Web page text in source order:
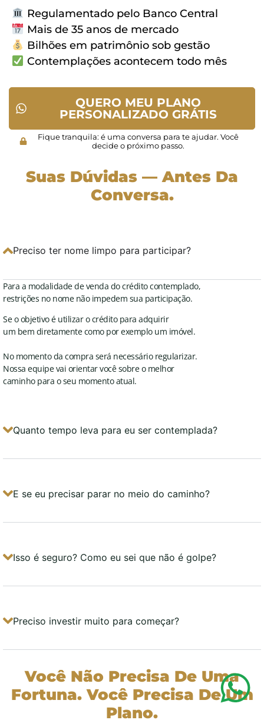
Regulamentado pelo Banco Central
Mais de 35 anos de mercado
Bilhões em patrimônio sob gestão
Contemplações acontecem todo mês
QUERO MEU PLANO
PERSONALIZADO GRÁTIS
Fique tranquila: é uma conversa para te ajudar. Você
decide o próximo passo.
Suas Dúvidas — Antes Da
Conversa.
Preciso ter nome limpo para participar?
Para a modalidade de venda do crédito contemplado,
restrições no nome não impedem sua participação.
Se o objetivo é utilizar o crédito para adquirir
um bem diretamente como por exemplo um imóvel.
No momento da compra será necessário regularizar.
Nossa equipe vai orientar você sobre o melhor
caminho para o seu momento atual.
Quanto tempo leva para eu ser contemplada?
E se eu precisar parar no meio do caminho?
Isso é seguro? Como eu sei que não é golpe?
Preciso investir muito para começar?
Você Não Precisa De Uma
Fortuna. Você Precisa De Um
Plano.